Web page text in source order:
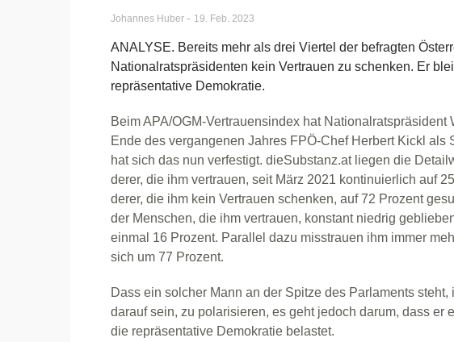
Johannes Huber - 19. Feb. 2023
ANALYSE. Bereits mehr als drei Viertel der befragten
Nationalratspräsidenten kein Vertrauen zu schenken. Er
repräsentative Demokratie.
Beim APA/OGM-Vertrauensindex hat
Ende des vergangenen Jahres FPÖ-Chef Herbert Kickl als
hat sich das nun verfestigt. dieSubstanz.at liegen die
derer, die ihm vertrauen, seit März 2021 kontinuierlich auf
derer, die ihm kein Vertrauen schenken, auf 72 Prozent
der Menschen, die ihm vertrauen, konstant niedrig
einmal 16 Prozent. Parallel dazu misstrauen ihm immer
sich um 77 Prozent.
Dass ein solcher Mann an der Spitze des Parlaments
darauf sein, zu polarisieren, es geht jedoch darum, dass er
die repräsentative Demokratie belastet.